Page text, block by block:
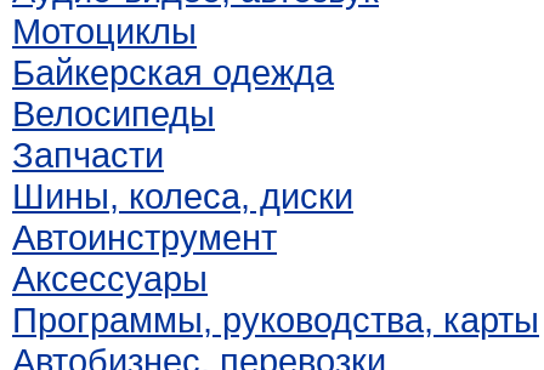
Мотоциклы
Байкерская одежда
Велосипеды
Запчасти
Шины, колеса, диски
Автоинструмент
Аксессуары
Программы, руководства, карты
Автобизнес, перевозки